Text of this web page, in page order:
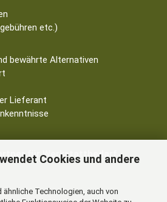
Cookies und andere
ähnliche Technologien, auch von
etc.)
bewährte Alternativen
Lieferant
für Werkstattbedarf